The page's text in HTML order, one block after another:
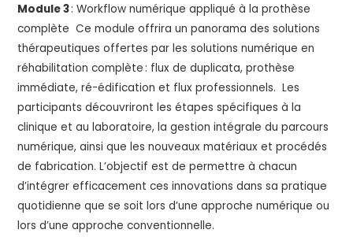
Module 3: Workflow numérique appliqué à la prothèse
complète Ce module offrira un panorama des solutions
thérapeutiques offertes par les solutions numérique en
réhabilitation complète : flux de duplicata, prothèse
immédiate, ré-édification et flux professionnels. Les
participants découvriront les étapes spécifiques à la
clinique et au laboratoire, la gestion intégrale du parcours
numérique, ainsi que les nouveaux matériaux et procédés
de fabrication. L’objectif est de permettre à chacun
d’intégrer efficacement ces innovations dans sa pratique
quotidienne que se soit lors d’une approche numérique ou
lors d’une approche conventionnelle.